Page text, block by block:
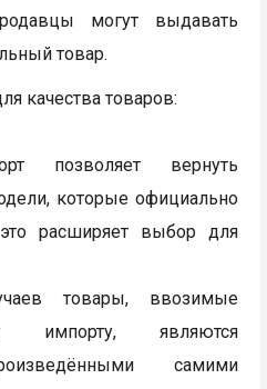
могут выдавать
товар.
качества товаров:
позволяет вернуть
которые официально
расширяет выбор для
товары, ввозимые
импорту, являются
самими